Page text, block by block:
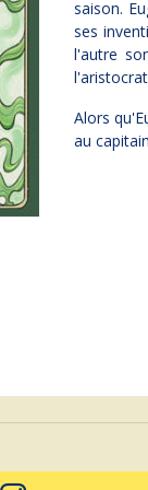
saison.
ses
l'autre
Alors
au